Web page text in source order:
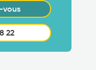
vous
22